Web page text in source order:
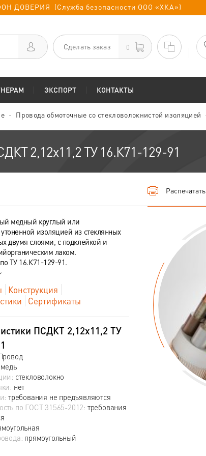
ДОВЕРИЯ (Служба безопасности ООО «ХКА»)
Сделать заказ 0
ЭКСПОРТ КОНТАКТЫ
Провода обмоточные со стекловолокнистой изоляцией
2,12х11,2 ТУ 16.К71-129-91
Распечатать
медный круглый или
изоляцией из стеклянных
двумя слоями, с подклейкой и
лаком.
ТУ 16.К71-129-91.
Конструкция
Сертификаты
ПСДКТ 2,12х11,2 ТУ
медь
стекловолокно
нет
требования не предъявляются
по ГОСТ 31565-2012: требования
прямоугольный